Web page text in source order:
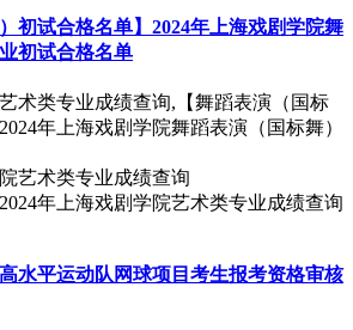
初试合格名单】2024年上海戏剧学院舞
初试合格名单
术类专业成绩查询,【舞蹈表演（国标
年上海戏剧学院舞蹈表演（国标舞）
2024年上海戏剧学院艺术类专业成绩查询
水平运动队网球项目考生报考资格审核